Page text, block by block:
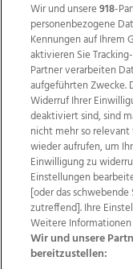
Wir über uns
Datenschutz
AGB Website
Wir und unsere918-
personenbezogene
Kennungen auf Ihrem
aktivieren Sie
Partner verarbeiten
aufgeführten Zwecke.
Widerruf Ihrer
deaktiviert sind, sind
nicht mehr so
wieder aufrufen, um
Einwilligung zu
Einstellungen
[oder das
zutreffend]. Ihre
Weitere
Wir und unsere
bereitzustellen: